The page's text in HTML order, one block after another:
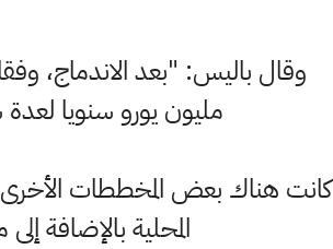
وقال باليس: "بعد الاندماج،
مليون يورو سنويا لعدة
كانت هناك بعض المخططات الأخرى
المحلية بالإضافة